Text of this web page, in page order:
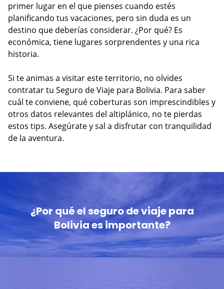
primer lugar en el que pienses cuando estés
planificando tus vacaciones, pero sin duda es un
destino que deberías considerar. ¿Por qué? Es
económica, tiene lugares sorprendentes y una rica
historia.
Si te animas a visitar este territorio, no olvides
contratar tu Seguro de Viaje para Bolivia. Para saber
cuál te conviene, qué coberturas son imprescindibles y
otros datos relevantes del altiplánico, no te pierdas
estos tips. Asegúrate y sal a disfrutar con tranquilidad
de la aventura.
¿Por qué el seguro de viaje para
Bolivia es importante?